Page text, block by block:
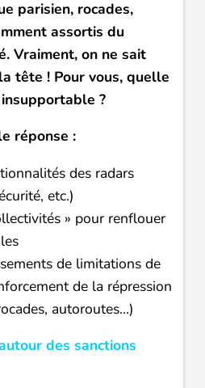
parisien, rocades,
assortis du
Vraiment, on ne sait
tête ! Pour vous, quelle
?
réponse :
des radars
etc.)
» pour renflouer
de limitations de
de la répression
autoroutes…)
des sanctions